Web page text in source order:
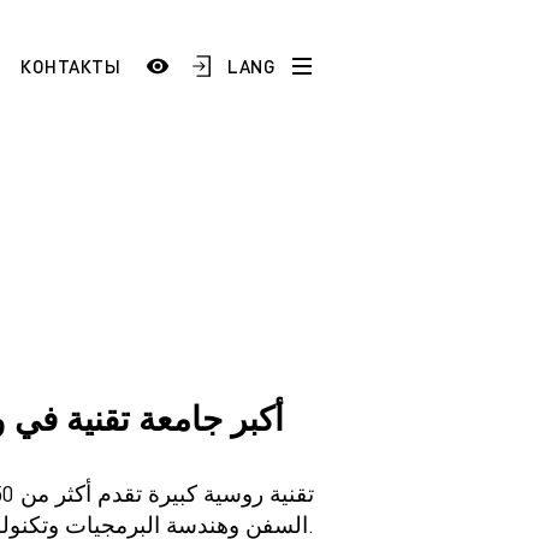
AR
FR
КОНТАКТЫ LANG
السفن وهندسة البرمجيات وتكنولوجيا المعلومات والاتصالات والهندسة الميكانيكية وغيرها.